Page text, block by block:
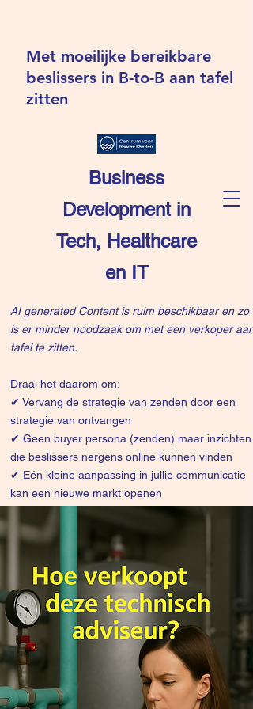
Business
Development in
Tech, Healthcare
en IT
Met moeilijke bereikbare
beslissers in B-to-B aan tafel
zitten
AI generated Content is ruim beschikbaar en zo
is er minder noodzaak om met een verkoper aan
tafel te zitten.
Draai het daarom om:
✔ Vervang de strategie van zenden door een
strategie van ontvangen
✔ Geen buyer persona (zenden) maar inzichten
die beslissers nergens online kunnen vinden
✔ Eén kleine aanpassing in jullie communicatie
kan een nieuwe markt openen